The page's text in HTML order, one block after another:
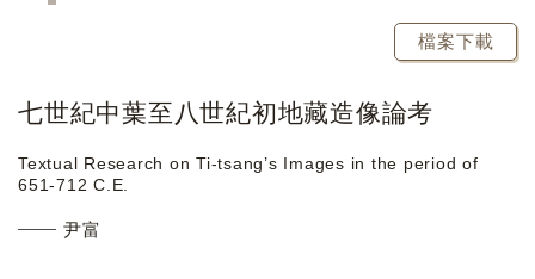
檔案下載
七世紀中葉至八世紀初地藏造像論考
Textual Research on Ti-tsang’s Images in the period of
651-712 C.E.
尹富